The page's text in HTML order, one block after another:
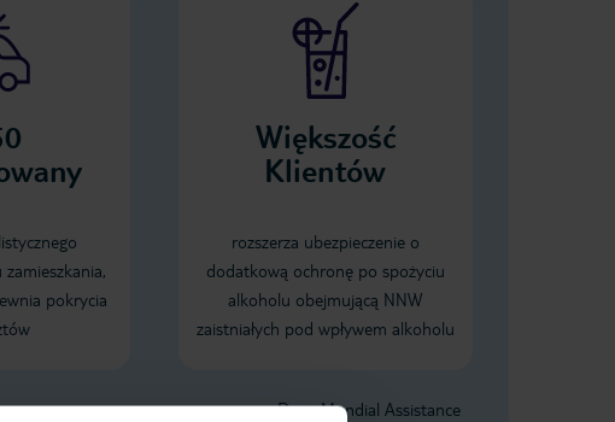
pokrycia
Większość
Klientów
rozszerza ubezpieczenie o
dodatkową ochronę po spożyciu
alkoholu obejmującą NNW
zaistniałych pod wpływem alkoholu
Dane Mondial Assistance